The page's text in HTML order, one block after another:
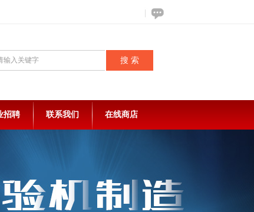
招聘 联系我们 在线商店